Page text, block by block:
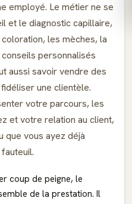
employé. Le métier ne se
et le diagnostic capillaire,
les mèches, la
personnalisés
aussi savoir vendre des
une clientèle.
votre parcours, les
et votre relation au client,
que vous ayez déjà
coup de peigne, le
de la prestation. Il